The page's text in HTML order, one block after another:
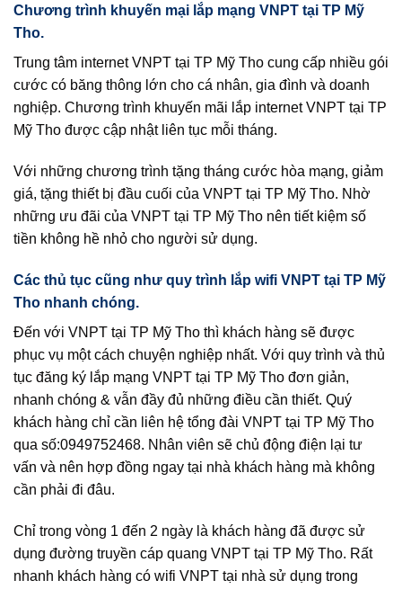
Chương trình khuyến mại lắp mạng VNPT tại TP Mỹ
Tho.
Trung tâm internet VNPT tại TP Mỹ Tho cung cấp nhiều gói
cước có băng thông lớn cho cá nhân, gia đình và doanh
nghiệp. Chương trình khuyến mãi lắp internet VNPT tại TP
Mỹ Tho được cập nhật liên tục mỗi tháng.
Với những chương trình tặng tháng cước hòa mạng, giảm
giá, tặng thiết bị đầu cuối của VNPT tại TP Mỹ Tho. Nhờ
những ưu đãi của VNPT tại TP Mỹ Tho nên tiết kiệm số
tiền không hề nhỏ cho người sử dụng.
Các thủ tục cũng như quy trình lắp wifi VNPT tại TP Mỹ
Tho nhanh chóng.
Đến với VNPT tại TP Mỹ Tho thì khách hàng sẽ được
phục vụ một cách chuyện nghiệp nhất. Với quy trình và thủ
tục đăng ký lắp mạng VNPT tại TP Mỹ Tho đơn giản,
nhanh chóng & vẫn đầy đủ những điều cần thiết. Quý
khách hàng chỉ cần liên hệ tổng đài VNPT tại TP Mỹ Tho
qua số:0949752468. Nhân viên sẽ chủ động điện lại tư
vấn và nên hợp đồng ngay tại nhà khách hàng mà không
cần phải đi đâu.
Chỉ trong vòng 1 đến 2 ngày là khách hàng đã được sử
dụng đường truyền cáp quang VNPT tại TP Mỹ Tho. Rất
nhanh khách hàng có wifi VNPT tại nhà sử dụng trong